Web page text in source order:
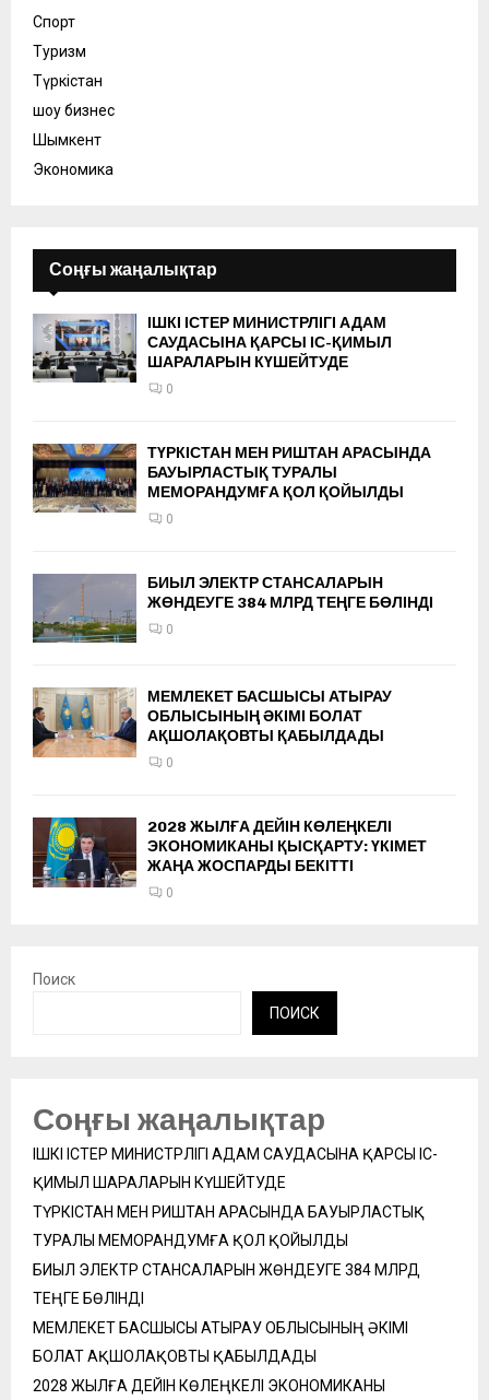
Спорт
Туризм
Түркістан
шоу бизнес
Шымкент
Экономика
Соңғы жаңалықтар
ІШКІ ІСТЕР МИНИСТРЛІГІ АДАМ
САУДАСЫНА ҚАРСЫ ІС-ҚИМЫЛ
ШАРАЛАРЫН КҮШЕЙТУДЕ
0
ТҮРКІСТАН МЕН РИШТАН АРАСЫНДА
БАУЫРЛАСТЫҚ ТУРАЛЫ
МЕМОРАНДУМҒА ҚОЛ ҚОЙЫЛДЫ
0
БИЫЛ ЭЛЕКТР СТАНСАЛАРЫН
ЖӨНДЕУГЕ 384 МЛРД ТЕҢГЕ БӨЛІНДІ
0
МЕМЛЕКЕТ БАСШЫСЫ АТЫРАУ
ОБЛЫСЫНЫҢ ӘКІМІ БОЛАТ
АҚШОЛАҚОВТЫ ҚАБЫЛДАДЫ
0
2028 ЖЫЛҒА ДЕЙІН КӨЛЕҢКЕЛІ
ЭКОНОМИКАНЫ ҚЫСҚАРТУ: ҮКІМЕТ
ЖАҢА ЖОСПАРДЫ БЕКІТТІ
0
Поиск
ПОИСК
Соңғы жаңалықтар
ІШКІ ІСТЕР МИНИСТРЛІГІ АДАМ САУДАСЫНА ҚАРСЫ ІС-
ҚИМЫЛ ШАРАЛАРЫН КҮШЕЙТУДЕ
ТҮРКІСТАН МЕН РИШТАН АРАСЫНДА БАУЫРЛАСТЫҚ
ТУРАЛЫ МЕМОРАНДУМҒА ҚОЛ ҚОЙЫЛДЫ
БИЫЛ ЭЛЕКТР СТАНСАЛАРЫН ЖӨНДЕУГЕ 384 МЛРД
ТЕҢГЕ БӨЛІНДІ
МЕМЛЕКЕТ БАСШЫСЫ АТЫРАУ ОБЛЫСЫНЫҢ ӘКІМІ
БОЛАТ АҚШОЛАҚОВТЫ ҚАБЫЛДАДЫ
2028 ЖЫЛҒА ДЕЙІН КӨЛЕҢКЕЛІ ЭКОНОМИКАНЫ